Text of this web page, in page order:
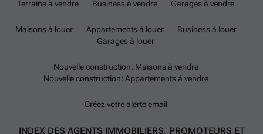
Terrains à vendre
Business à vendre Garages à vendre
Maisons à louer Appartements à louer
Business à louer
Garages à louer
Nouvelle construction: Maisons à vendre
Nouvelle construction: Appartements à vendre
Créez votre alerte email
INDEX DES AGENTS IMMOBILIERS, PROMOTEURS ET